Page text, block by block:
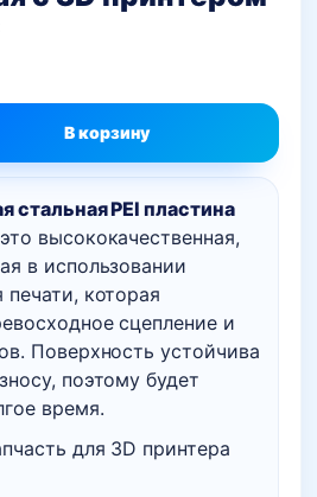
стальная PEI пластина
высококачественная,
в использовании
печати, которая
сцепление и
Поверхность устойчива
поэтому будет
время.
для 3D принтера
В корзину